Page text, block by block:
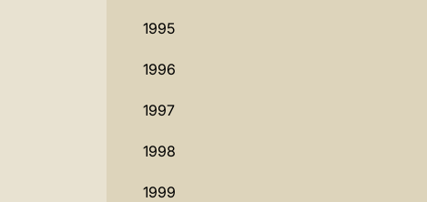
1995
1996
1997
1998
1999